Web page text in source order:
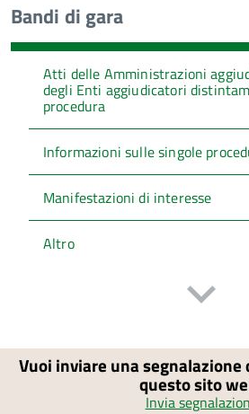
Bandi di gara
Atti delle Amministrazioni
degli Enti aggiudicatori
procedura
Informazioni sulle singole
Manifestazioni di interesse
Altro
Vuoi inviare una segnalazione
questo sito
Invia